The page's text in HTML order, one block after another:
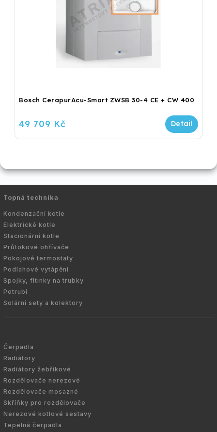
Bosch CerapurAcu-Smart ZWSB 30-4 CE + CW 400
49 709 Kč
Topná technika
Kondenzační kotle
Elektrické kotle
Stacionární kotle
Průtokové ohřívače
Pokojové termostaty
Podlahové vytápění
Spojky, fitinky na trubky
Potrubí
Solární sety a kolektory
Čerpadla
Radiátory
Radiátory žebříkové
Rozdělovače nerezové
Rozdělovače mosazné
Skříňky pro rozdělovače
Nerezové kotlové sestavy
Tepelná čerpadla